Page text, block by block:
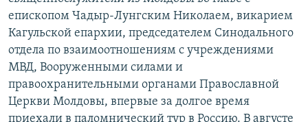
епископом Чадыр-Лунгским Николаем, викарием
Кагульской епархии, председателем Синодального
отдела по взаимоотношениям с учреждениями
МВД, Вооруженными силами и
правоохранительными органами Православной
Церкви Молдовы, впервые за долгое время
приехали в паломнический тур в Россию. В августе